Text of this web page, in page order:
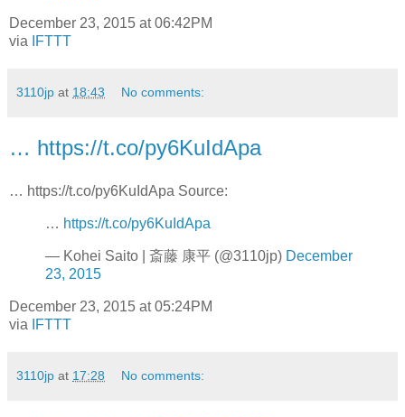
December 23, 2015 at 06:42PM
via
IFTTT
3110jp at 18:43 No comments:
… https://t.co/py6KuIdApa
… https://t.co/py6KuIdApa Source:
… https://t.co/py6KuIdApa
— Kohei Saito | 斎藤 康平 (@3110jp) December
23, 2015
December 23, 2015 at 05:24PM
via
IFTTT
3110jp at 17:28 No comments: